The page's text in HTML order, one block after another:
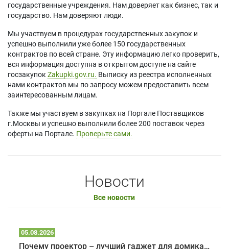
государственные учреждения. Нам доверяет как бизнес, так и
государство. Нам доверяют люди.
Мы участвуем в процедурах государственных закупок и
успешно выполнили уже более 150 государственных
контрактов по всей стране. Эту информацию легко проверить,
вся информация доступна в открытом доступе на сайте
госзакупок Zakupki.gov.ru. Выписку из реестра исполненных
нами контрактов мы по запросу можем предоставить всем
заинтересованным лицам.
Также мы участвуем в закупках на Портале Поставщиков
г.Москвы и успешно выполнили более 200 поставок через
оферты на Портале. Проверьте сами.
Новости
Все новости
05.08.2026
Почему проектор – лучший гаджет для домика в глэмпинге